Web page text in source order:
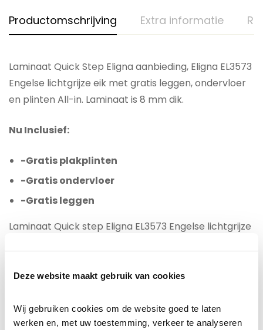
Deze website maakt gebruik van cookies
Wij gebruiken cookies om de website goed te laten
werken en, met uw toestemming, verkeer te analyseren
Productomschrijving Extra informatie
Laminaat Quick Step Eligna aanbieding, Eligna EL3573
Engelse lichtgrijze eik met gratis leggen, ondervloer
en plinten All-in. Laminaat is 8 mm dik.
Nu Inclusief:
-Gratis plakplinten
-Gratis ondervloer
-Gratis leggen
Laminaat Quick step Eligna EL3573 Engelse lichtgrijze
laminaat uitermate geschikt voor uw woning voor
waterafstotende ”hydroseal” Coating oogt de
laminaatvloer niet alleen mooi, maar is ook goed